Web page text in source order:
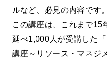
ルなど、必見の内容です。
この講座は、これまで15
延べ1,000人が受講した
講座～リソース・マネジ